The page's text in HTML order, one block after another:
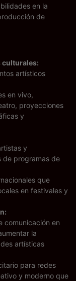
en la
de
culturales:
artísticos
en vivo,
proyecciones
y
y
de programas de
que
en festivales y
comunicación en
la
artísticas
para redes
y moderno que